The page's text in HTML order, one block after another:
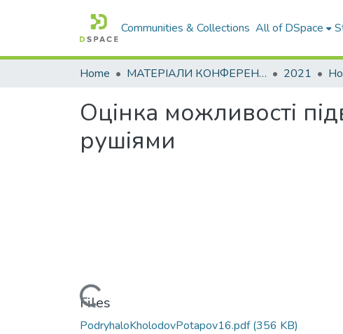
Communities & Collections All of DSpace
Home МАТЕРІАЛИ КОНФЕРЕНЦІЙ 2021
Оцінка можливості
рушіями
Loading...
Files
PodryhaloKholodovPotapov16.pdf(356 KB)